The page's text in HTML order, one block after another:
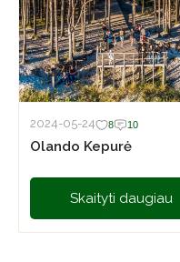
2024-05-24 8 10
Olando Kepurė
Skaityti daugiau